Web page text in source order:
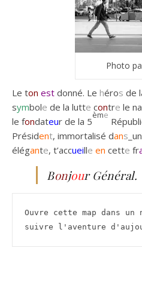
Photo
Le ton est donné. Le héros de
symbole de la lutte contre le
le fondateur de la 5
ème
Président, immortalisé dans _un
élégante, t’accueille en cette fr
Bonjour Général.
Ouvre cette map dans
suivre l'aventure